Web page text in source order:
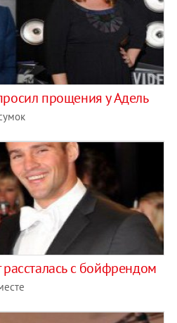
прощения у Адель
с бойфрендом